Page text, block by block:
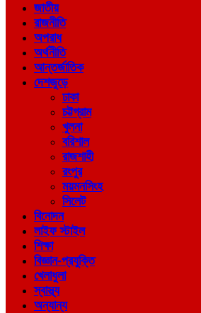
জাতীয়
রাজনীতি
অপরাধ
অর্থনীতি
আন্তর্জাতিক
দেশজুড়ে
ঢাকা
চট্টগ্রাম
খুলনা
বরিশাল
রাজশাহী
রংপুর
ময়মনসিংহ
সিলেট
বিনোদন
লাইফ স্টাইল
শিক্ষা
বিজ্ঞান-প্রযুক্তি
খেলাধুলা
স্বাস্থ্য
অন্যান্য